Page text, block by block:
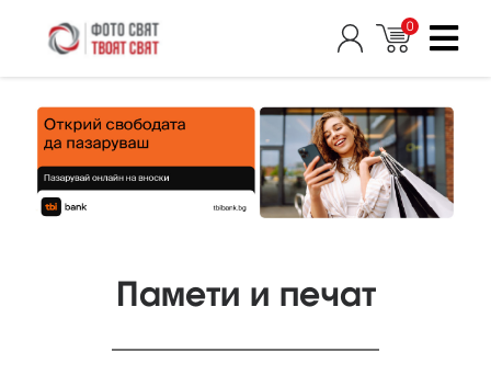
0
Памети и печат